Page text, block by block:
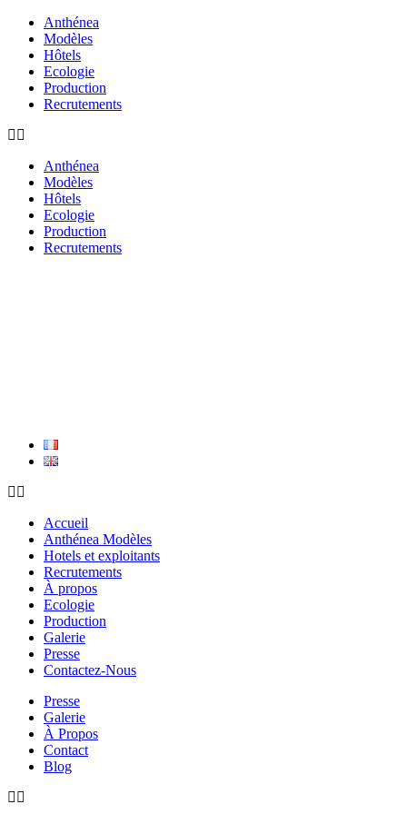
Anthénea
Modèles
Hôtels
Ecologie
Production
Recrutements
Anthénea
Modèles
Hôtels
Ecologie
Production
Recrutements
Accueil
Anthénea Modèles
Hotels et exploitants
Recrutements
À propos
Ecologie
Production
Galerie
Presse
Contactez-Nous
Presse
Galerie
À Propos
Contact
Blog